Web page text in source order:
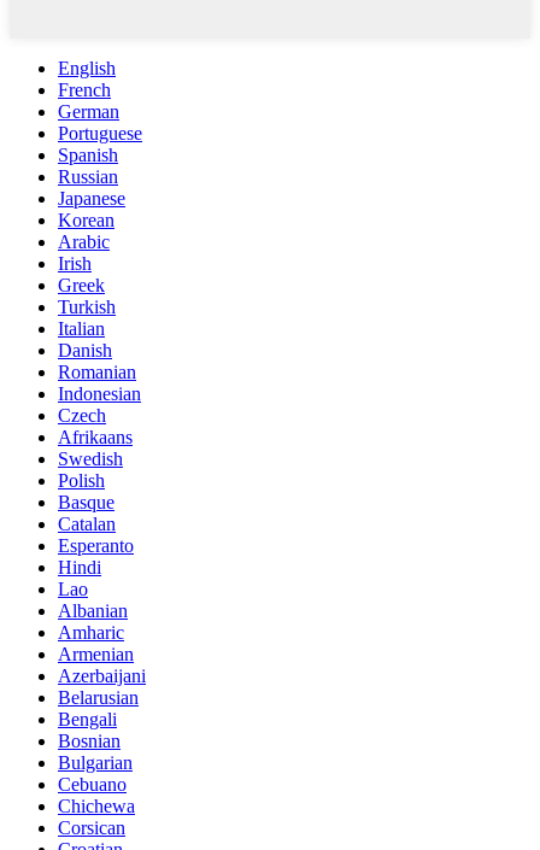
English
French
German
Portuguese
Spanish
Russian
Japanese
Korean
Arabic
Irish
Greek
Turkish
Italian
Danish
Romanian
Indonesian
Czech
Afrikaans
Swedish
Polish
Basque
Catalan
Esperanto
Hindi
Lao
Albanian
Amharic
Armenian
Azerbaijani
Belarusian
Bengali
Bosnian
Bulgarian
Cebuano
Chichewa
Corsican